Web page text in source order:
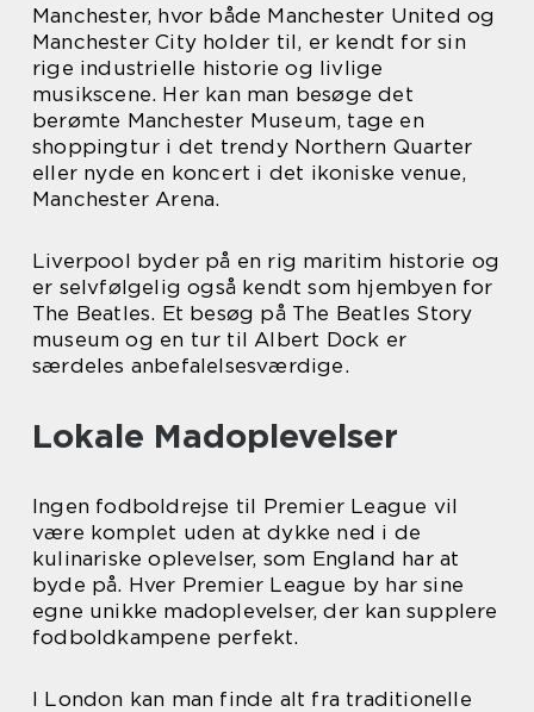
Manchester, hvor både Manchester United og
Manchester City holder til, er kendt for sin
rige industrielle historie og livlige
musikscene. Her kan man besøge det
berømte Manchester Museum, tage en
shoppingtur i det trendy Northern Quarter
eller nyde en koncert i det ikoniske venue,
Manchester Arena.
Liverpool byder på en rig maritim historie og
er selvfølgelig også kendt som hjembyen for
The Beatles. Et besøg på The Beatles Story
museum og en tur til Albert Dock er
særdeles anbefalelsesværdige.
Lokale Madoplevelser
Ingen fodboldrejse til Premier League vil
være komplet uden at dykke ned i de
kulinariske oplevelser, som England har at
byde på. Hver Premier League by har sine
egne unikke madoplevelser, der kan supplere
fodboldkampene perfekt.
I London kan man finde alt fra traditionelle